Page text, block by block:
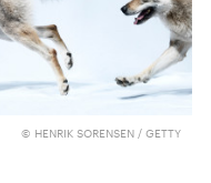
© HENRIK SORENSEN / GETTY